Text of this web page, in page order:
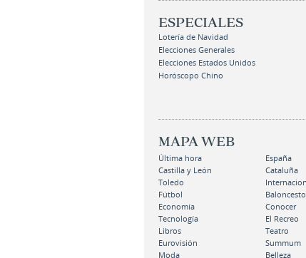
ESPECIALES
Lotería de Navidad
Elecciones Generales
Elecciones Estados Unidos
Horóscopo Chino
MAPA WEB
Última hora España
Castilla y León
Cataluña
Toledo
Fútbol
Baloncesto
Economía
Conocer
Tecnología
El Recreo
Libros
Teatro
Eurovisión
Summum
Moda
Belleza